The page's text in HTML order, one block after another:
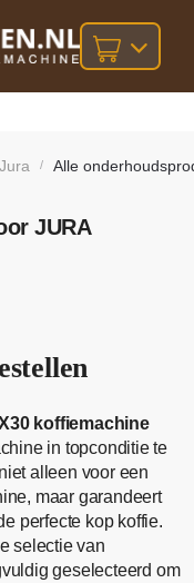
/ Alle
JURA
koffiemachine
in topconditie te
alleen voor een
maar garandeert
perfecte kop koffie.
selectie van
geselecteerd om